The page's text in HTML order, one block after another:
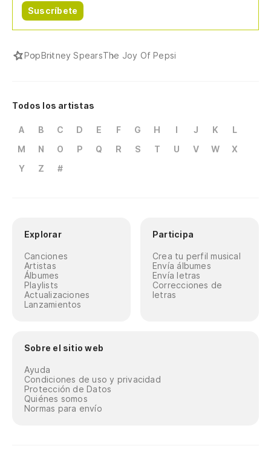
Suscríbete
PopBritney SpearsThe Joy Of Pepsi
Todos los artistas
A B C D E F G H I J K
L
M
N O P Q R S T U V W
X
Y
Z #
Explorar
Canciones
Artistas
Álbumes
Playlists
Actualizaciones
Lanzamientos
Participa
Crea tu perfil musical
Envía álbumes
Envía letras
Correcciones de
letras
Sobre el sitio web
Ayuda
Condiciones de uso y privacidad
Protección de Datos
Quiénes somos
Normas para envío